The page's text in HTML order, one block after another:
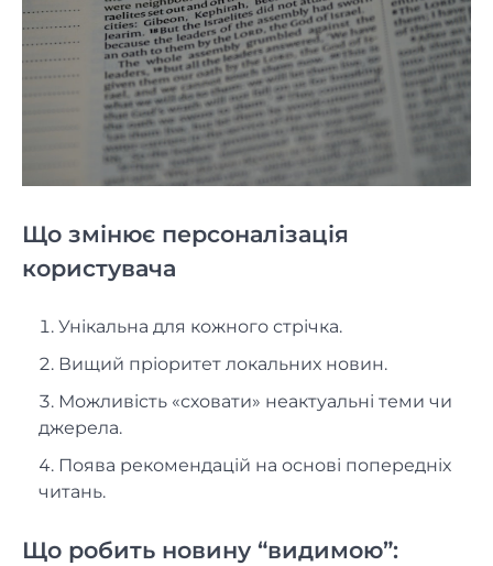
Що змінює персоналізація
користувача
Унікальна для кожного стрічка.
Вищий пріоритет локальних новин.
Можливість «сховати» неактуальні теми чи
джерела.
Поява рекомендацій на основі попередніх
читань.
Що робить новину “видимою”: